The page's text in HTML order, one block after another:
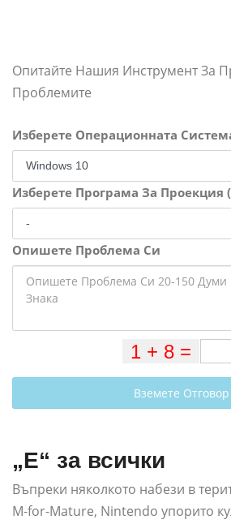
Опитайте Нашия Инструмент За
Проблемите
Изберете Операционната
Изберете Програма За Проекция
Опишете Проблема Си
Вземете Отговор
„Е“ за всички
Въпреки няколкото набези в
M-for-Mature, Nintendo упорито